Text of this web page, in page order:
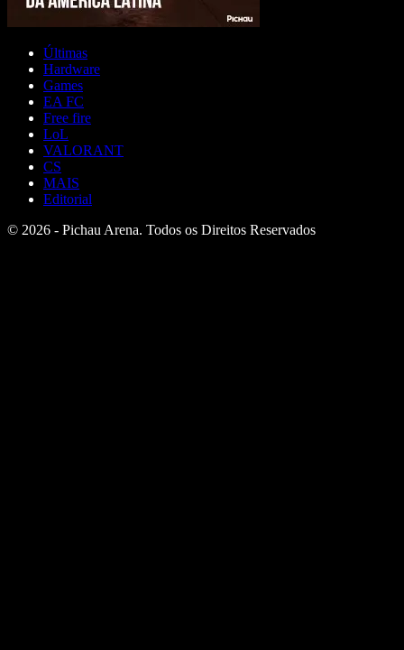
Últimas
Hardware
Games
EA FC
Free fire
LoL
VALORANT
CS
MAIS
Editorial
© 2026 - Pichau Arena. Todos os Direitos Reservados